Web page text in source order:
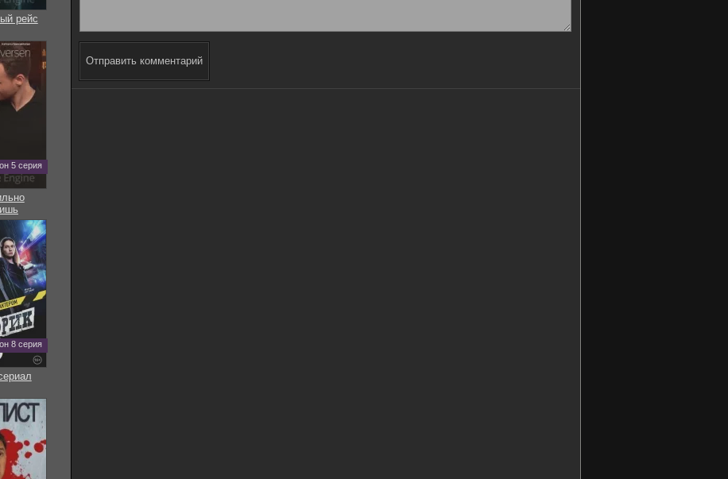
Отправить комментарий
рейс
5 серия
8 серия